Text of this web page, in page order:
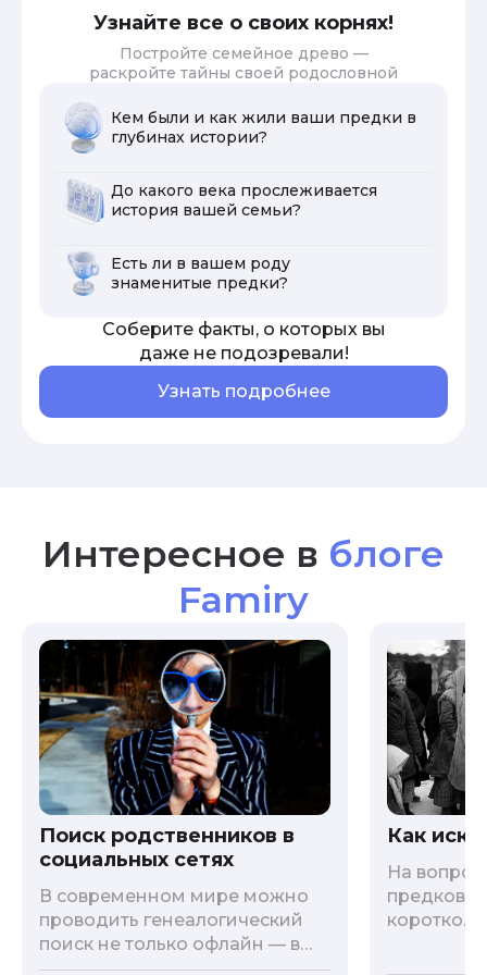
Узнайте все о своих корнях!
Постройте семейное древо —
раскройте тайны своей родословной
Кем были и как жили ваши предки в
глубинах истории?
До какого века прослеживается
история вашей семьи?
Есть ли в вашем роду
знаменитые предки?
Соберите факты, о которых вы
даже не подозревали!
Узнать подробнее
Интересное в блоге
Famiry
Поиск родственников в
социальных сетях
В современном мире можно
проводить генеалогический
поиск не только офлайн — в
архивах и музеях, но и
Как
На вопрос
коротко.